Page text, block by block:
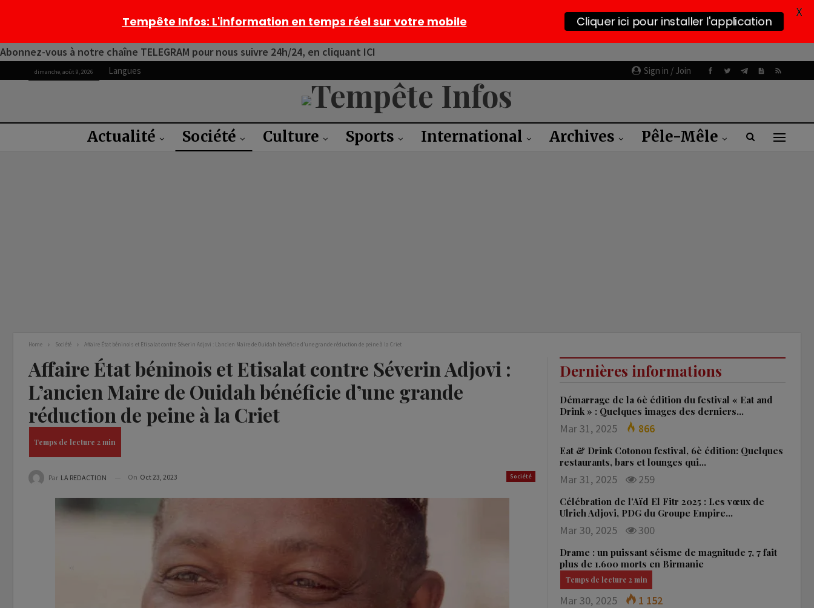
Abonnez-vous à notre chaîne TELEGRAM pour nous suivre 24h/24, en cliquant ICI
Sign in / Join
dimanche, août 9, 2026 Langues
Actualité Société Culture Sports International Archives Pêle-Mêle
Home Société Affaire État béninois et Etisalat contre Séverin Adjovi : L’ancien Maire de Ouidah bénéficie d’une grande réduction de peine à la Criet
Affaire État béninois et Etisalat contre Séverin Adjovi :
L’ancien Maire de Ouidah bénéficie d’une grande
réduction de peine à la Criet
Société
Par LA REDACTION On Oct 23, 2023
Dernières informations
Démarrage de la 6è édition du festival « Eat and
Drink » : Quelques images des derniers…
Mar 31, 2025 866
Eat & Drink Cotonou festival, 6è édition: Quelques
restaurants, bars et lounges qui…
Mar 31, 2025 259
Célébration de l’Aïd El Fitr 2025 : Les vœux de
Ulrich Adjovi, PDG du Groupe Empire…
Mar 30, 2025 300
Drame : un puissant séisme de magnitude 7, 7 fait
plus de 1.600 morts en Birmanie
Mar 30, 2025 1 152
Tempête Infos: L'information en temps réel sur votre mobile Cliquer ici pour installer l'application X